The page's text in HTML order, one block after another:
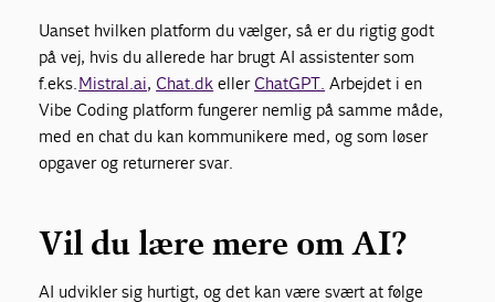
Uanset hvilken platform du vælger, så er du rigtig godt
på vej, hvis du allerede har brugt AI assistenter som
f.eks. Mistral.ai, Chat.dk eller ChatGPT. Arbejdet i en
Vibe Coding platform fungerer nemlig på samme måde,
med en chat du kan kommunikere med, og som løser
opgaver og returnerer svar.
Vil du lære mere om AI?
AI udvikler sig hurtigt, og det kan være svært at følge